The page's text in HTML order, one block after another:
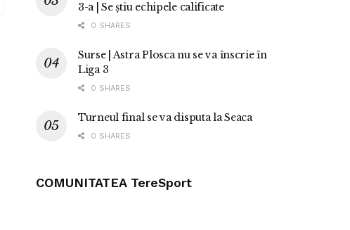
3-a | Se știu echipele calificate
0 SHARES
Surse | Astra Plosca nu se va înscrie în
Liga 3
0 SHARES
Turneul final se va disputa la Seaca
0 SHARES
COMUNITATEA TereSport